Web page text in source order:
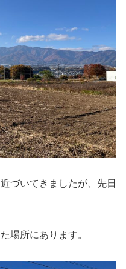
づいてきましたが、先日
場所にあります。